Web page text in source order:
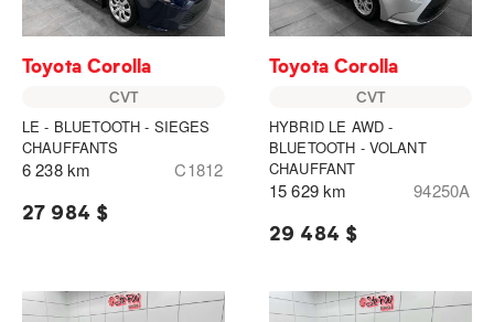
Toyota Corolla
CVT
LE - BLUETOOTH - SIEGES
CHAUFFANTS
6 238 km C1812
27 984 $
Toyota Corolla
CVT
HYBRID LE AWD -
BLUETOOTH - VOLANT
CHAUFFANT
15 629 km 94250A
29 484 $